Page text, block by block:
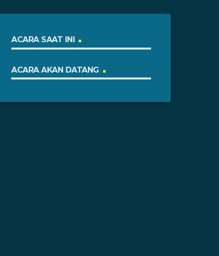
ACARA SAAT INI
ACARA AKAN DATANG